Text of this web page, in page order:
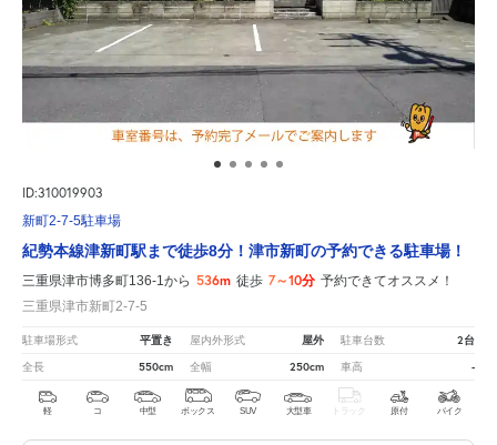
ID:310019903
新町2-7-5駐車場
紀勢本線津新町駅まで徒歩8分！津市新町の予約できる駐車場！
三重県津市博多町136-1から 536m 徒歩 7～10分 予約できてオススメ！
三重県津市新町2-7-5
駐車場形式 平置き 屋内外形式 屋外 駐車台数 2台
全長 550cm 全幅 250cm 車高 -
軽 コ 中型 ボックス SUV 大型車 トラック 原付 バイク